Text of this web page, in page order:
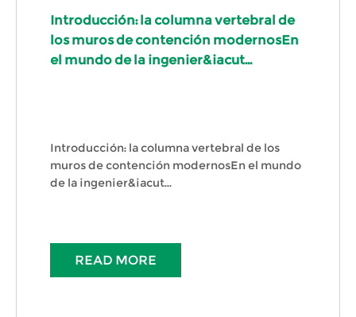
Introducción: la columna vertebral de
los muros de contención modernosEn
el mundo de la ingenier&iacut...
Introducción: la columna vertebral de los
muros de contención modernosEn el mundo
de la ingenier&iacut...
READ MORE